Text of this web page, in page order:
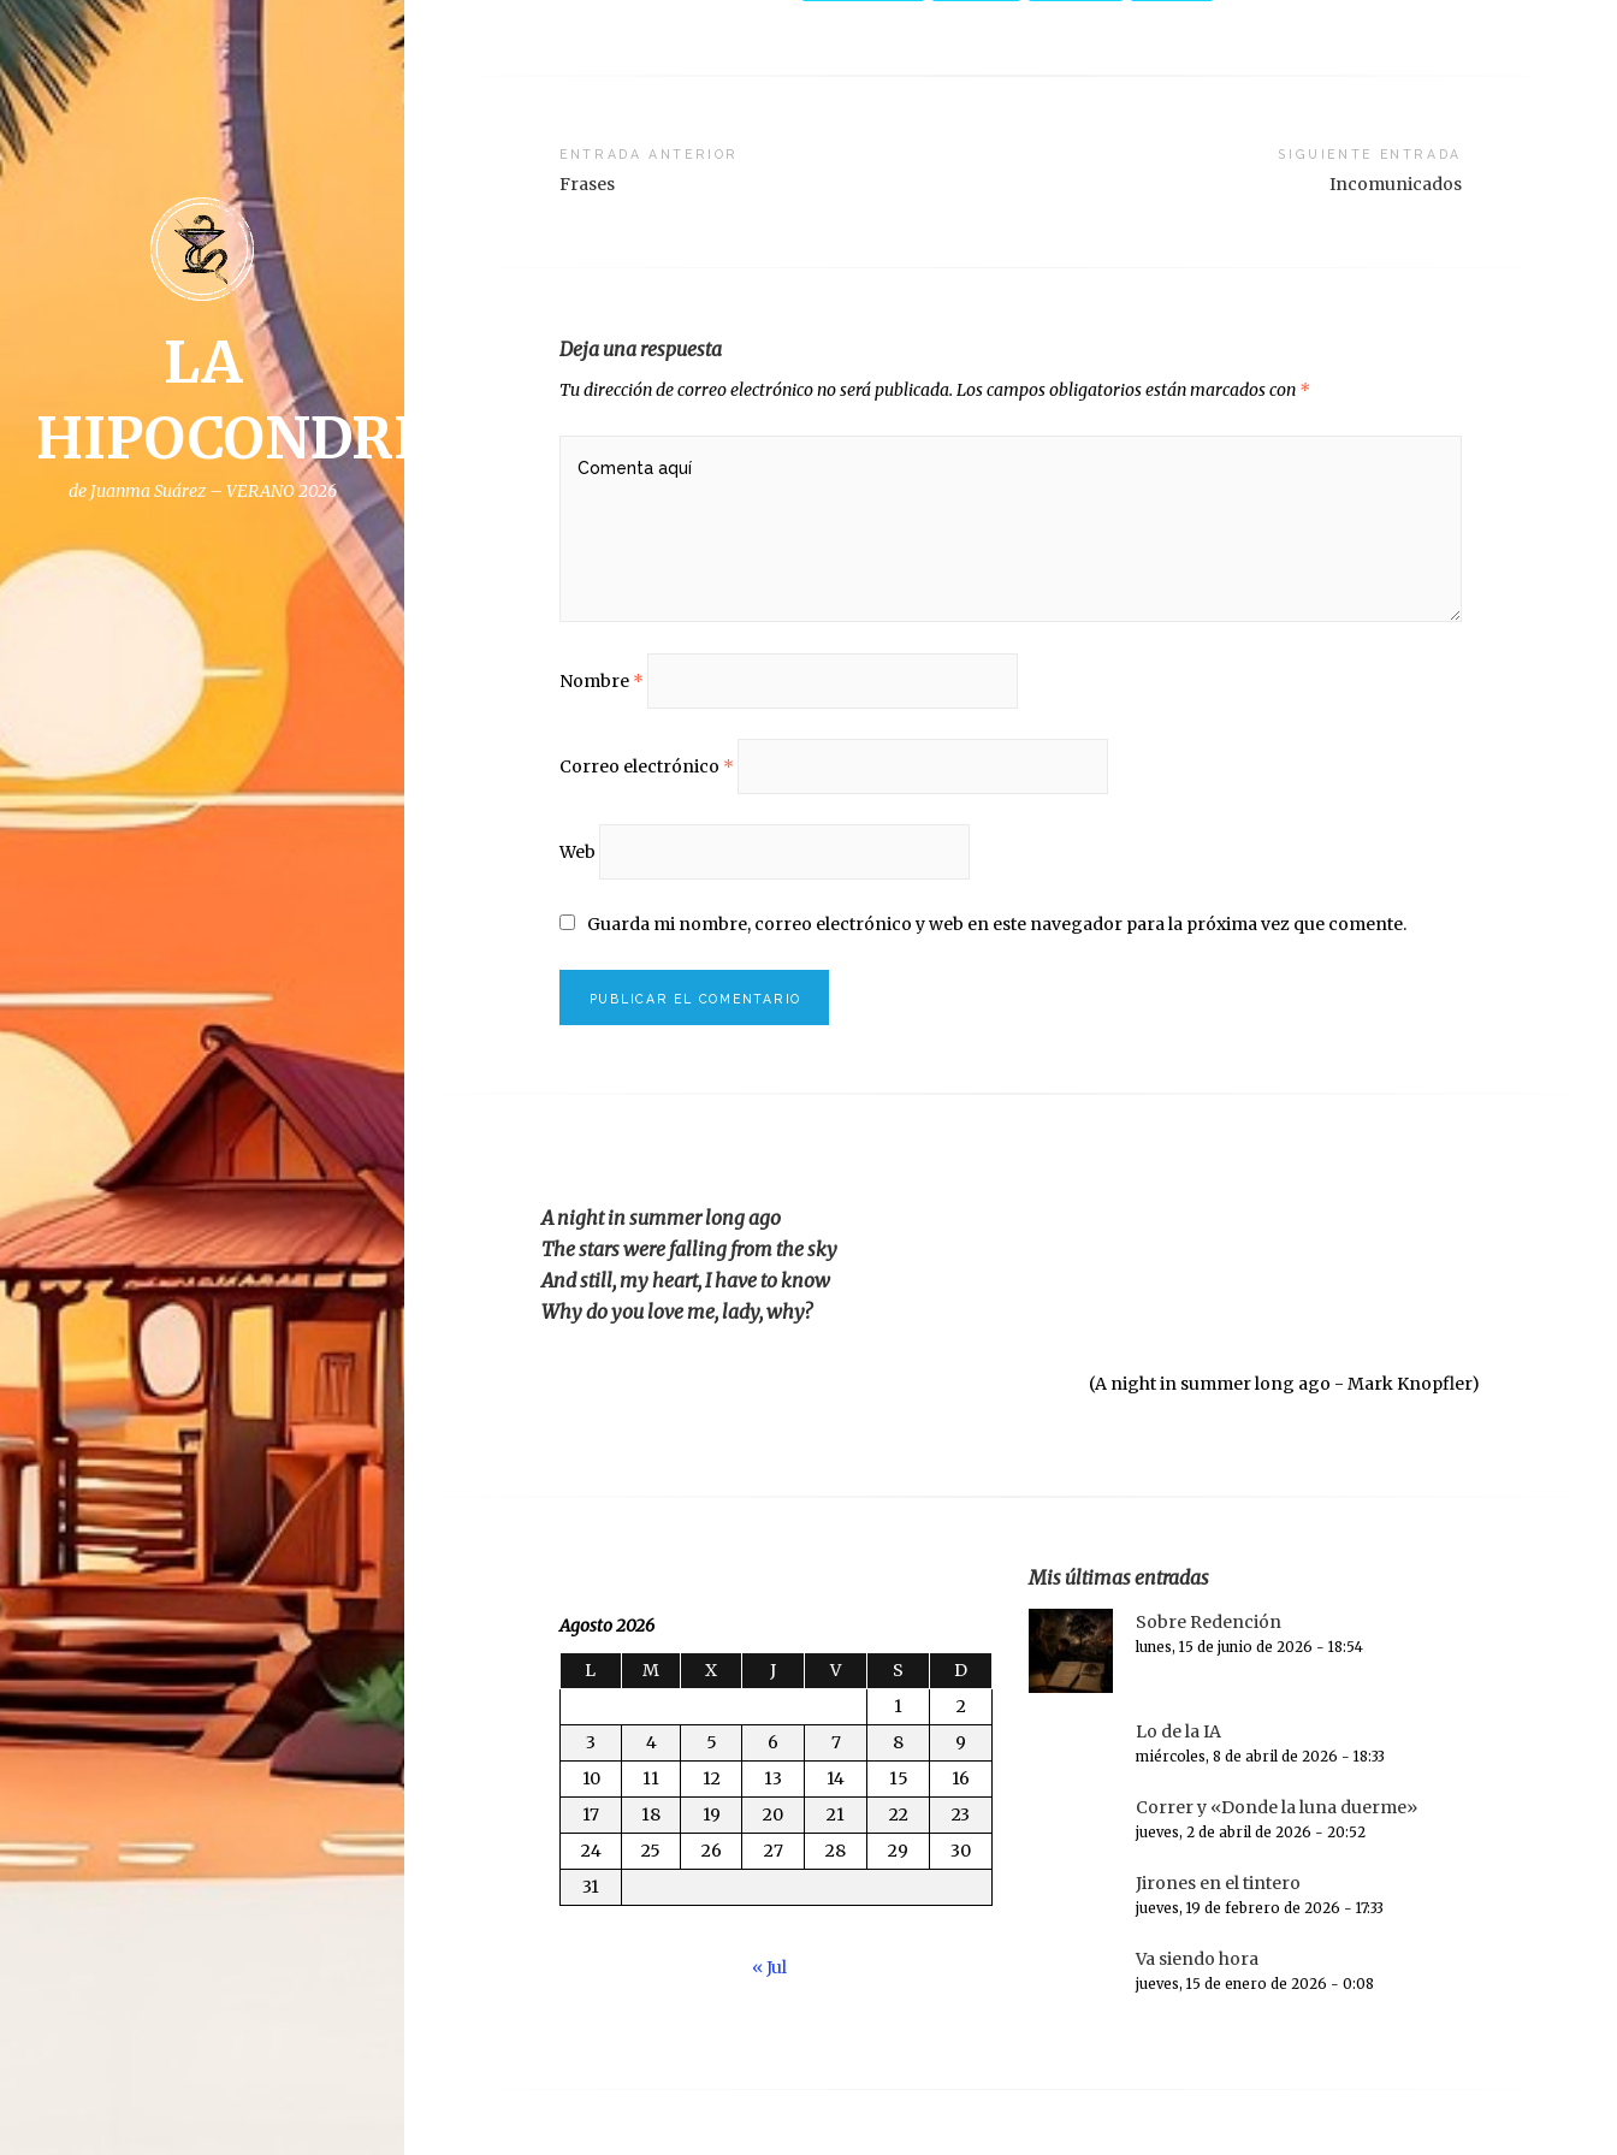
LA
HIPOCONDRIA
de Juanma Suárez – VERANO 2026
Navegación
ENTRADA ANTERIOR
Frases
SIGUIENTE ENTRADA
Incomunicados
Deja una respuesta
Tu dirección de correo electrónico no será publicada. Los campos obligatorios están marcados con *
Nombre *
Correo electrónico *
Web
Guarda mi nombre, correo electrónico y web en este navegador para la próxima vez que comente.
A night in summer long ago
The stars were falling from the sky
And still, my heart, I have to know
Why do you love me, lady, why?
(A night in summer long ago - Mark Knopfler)
Agosto 2026
L M X J V S
D
1
2
3
4 5 6 7 8
9
10
11 12 13 14 15
16
17
18 19 20 21 22
23
24
25 26 27 28 29
30
31
« Jul
Mis últimas entradas
Sobre Redención
lunes, 15 de junio de 2026 - 18:54
Lo de la IA
miércoles, 8 de abril de 2026 - 18:33
Correr y «Donde la luna duerme»
jueves, 2 de abril de 2026 - 20:52
Jirones en el tintero
jueves, 19 de febrero de 2026 - 17:33
Va siendo hora
jueves, 15 de enero de 2026 - 0:08